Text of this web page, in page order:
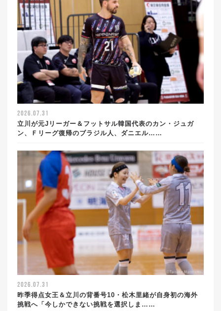
2026.07.31
立川が元Jリーガー＆フットサル韓国代表のカン・ジュガ
ン、Ｆリーグ復帰のブラジル人、ダニエル……
2026.07.31
昨季得点女王＆立川の背番号10・松木里緒が自身初の海外
挑戦へ「今しかできない挑戦を選択しま……